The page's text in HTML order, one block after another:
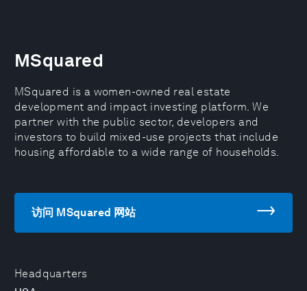
Headquarters
MSquared
MSquared is a women-owned real estate
development and impact investing platform. We
partner with the public sector, developers and
investors to build mixed-use projects that include
housing affordable to a wide range of households.
访问 MSquared 网站